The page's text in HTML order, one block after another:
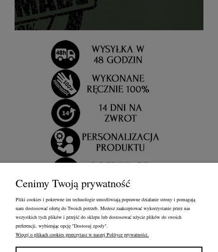
OBSŁUGA KLIENTA FRANCOW JEWELRY
Cenimy Twoją prywatność
Pliki cookies i pokrewne im technologie umożliwiają poprawne działanie strony i pomagają
nam dostosować ofertę do Twoich potrzeb. Możesz zaakceptować wykorzystanie przez nas
wszystkich tych plików i przejść do sklepu lub dostosować użycie plików do swoich
preferencji, wybierając opcję "Dostosuj zgody".
Więcej o plikach cookies przeczytasz w naszej Polityce prywatności.